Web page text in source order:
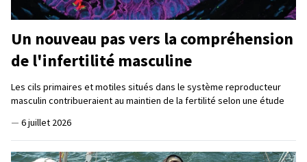
Un nouveau pas vers la compréhension
de l'infertilité masculine
Les cils primaires et motiles situés dans le système reproducteur
masculin contribueraient au maintien de la fertilité selon une étude
— 6 juillet 2026